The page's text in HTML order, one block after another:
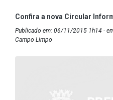
Confira a nova Circular
Publicado em: 06/11/2015 1h14 -
Campo Limpo